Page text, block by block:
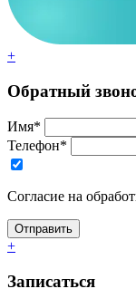
+
Обратный
Имя*
Телефон*
Согласие на
+
Записаться